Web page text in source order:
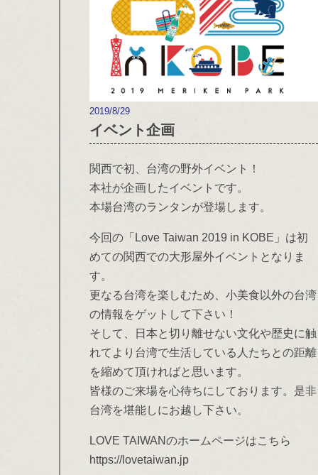
2019/8/29
イベント企画
関西で初、台湾の野外イベント！
本社が企画したイベントです。
本場台湾のランタンが登場します。
今回の「Love Taiwan 2019 in KOBE」は初
めての関西での大形屋外イベントとなりま
す。
更なる台湾を楽しむため、小美食以外の台湾
の情報をゲットして下さい！
そして、日本と切り離せない文化や歴史に触
れてより台湾で生活している人たちとの距離
を縮めて頂ければと思います。
皆様のご来場を心待ちにしております。是非
台湾を堪能しにお越し下さい。
LOVE TAIWANのホームページはこちら
https://lovetaiwan.jp